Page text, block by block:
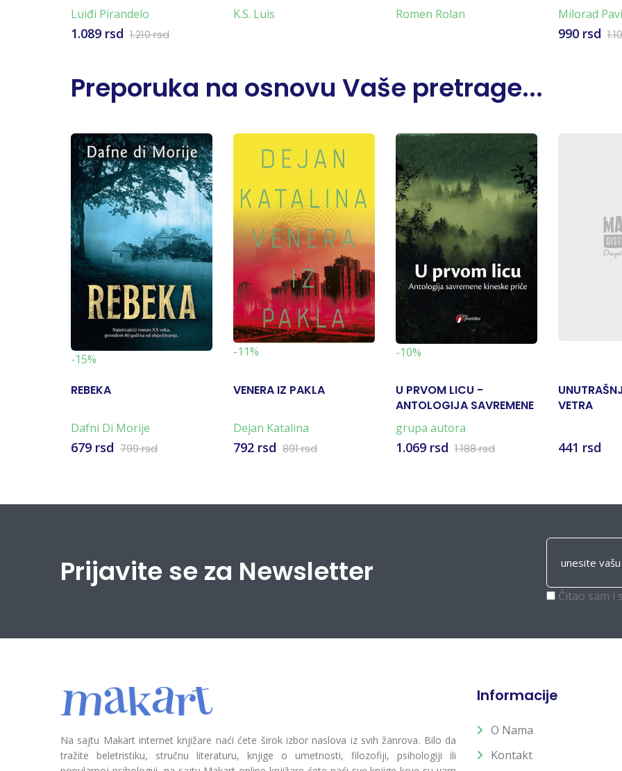
Luiđi Pirandelo
1.089 rsd 1.210 rsd
K.S. Luis Romen Rolan Milorad
990 rsd
Preporuka na osnovu Vaše pretrage...
-15%
REBEKA
Dafni Di Morije
679 rsd 799 rsd
-11%
VENERA IZ PAKLA
Dejan Katalina
792 rsd 891 rsd
-10%
U PRVOM LICU -
ANTOLOGIJA SAVREMENE
KINESKE PRIČE
grupa autora
1.069 rsd 1.188 rsd
VETRA
441 rsd
Prijavite se za Newsletter
Čitao sam i
Na sajtu Makart internet knjižare naći ćete širok izbor naslova iz svih žanrova. Bilo da
tražite beletristiku, stručnu literaturu, knjige o umetnosti, filozofiji, psihologiji ili
Informacije
O Nama
Kontakt